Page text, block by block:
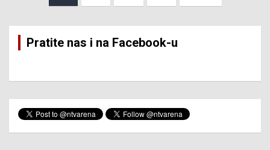
pagination
Pratite nas i na Facebook-u